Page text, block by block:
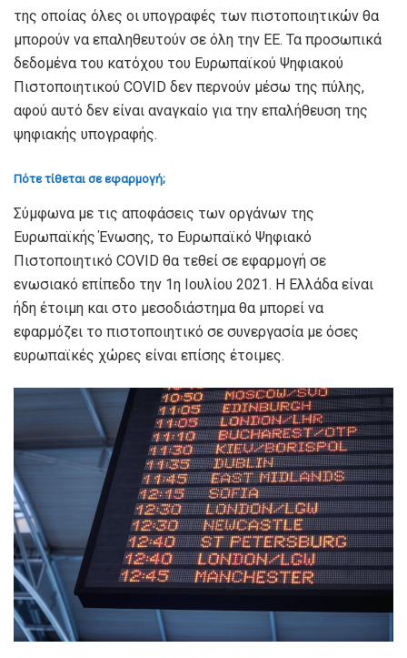
της οποίας όλες οι υπογραφές των πιστοποιητικών θα
μπορούν να επαληθευτούν σε όλη την ΕΕ. Τα προσωπικά
δεδομένα του κατόχου του Ευρωπαϊκού Ψηφιακού
Πιστοποιητικού COVID δεν περνούν μέσω της πύλης,
αφού αυτό δεν είναι αναγκαίο για την επαλήθευση της
ψηφιακής υπογραφής.
Πότε τίθεται σε εφαρμογή;
Σύμφωνα με τις αποφάσεις των οργάνων της
Ευρωπαϊκής Ένωσης, το Ευρωπαϊκό Ψηφιακό
Πιστοποιητικό COVID θα τεθεί σε εφαρμογή σε
ενωσιακό επίπεδο την 1η Ιουλίου 2021. Η Ελλάδα είναι
ήδη έτοιμη και στο μεσοδιάστημα θα μπορεί να
εφαρμόζει το πιστοποιητικό σε συνεργασία με όσες
ευρωπαϊκές χώρες είναι επίσης έτοιμες.